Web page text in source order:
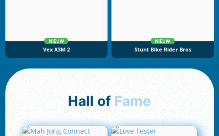
NIEUW
Vex X3M 2
NIEUW
Stunt Bike Rider Bros
Hall of Fame